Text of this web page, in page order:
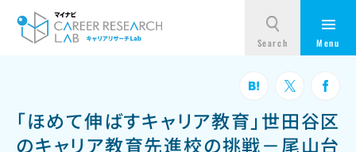
「ほめて伸ばすキャリア教育」世田谷区
のキャリア教育先進校の挑戦－尾山台